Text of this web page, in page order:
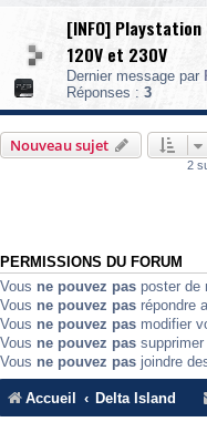
[INFO] Playstation
120V et 230V
Dernier message par
Réponses : 3
Nouveau sujet
2
PERMISSIONS DU FORUM
Vous ne pouvez pas poster de
Vous ne pouvez pas répondre
Vous ne pouvez pas modifier
Vous ne pouvez pas
Vous ne pouvez pas joindre
Accueil Delta Island